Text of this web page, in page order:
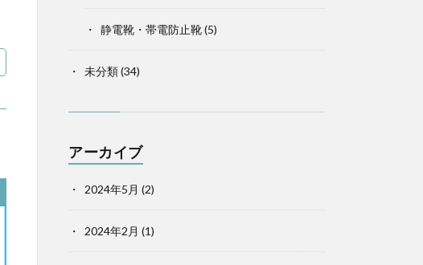
静電靴・帯電防止靴(5)
未分類(34)
アーカイブ
2024年5月 (2)
2024年2月 (1)